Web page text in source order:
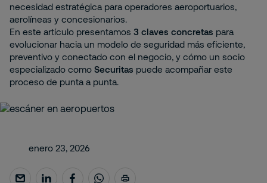
necesidad estratégica para operadores aeroportuarios,
aerolíneas y concesionarios.
En este artículo presentamos 3 claves concretas para
evolucionar hacia un modelo de seguridad más eficiente,
preventivo y conectado con el negocio, y cómo un socio
especializado como Securitas puede acompañar este
proceso de punta a punta.
enero 23, 2026